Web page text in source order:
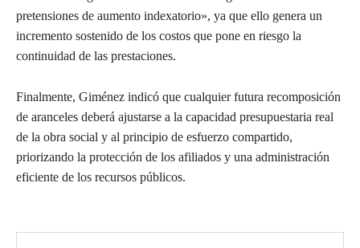
pretensiones de aumento indexatorio», ya que ello genera un
incremento sostenido de los costos que pone en riesgo la
continuidad de las prestaciones.
Finalmente, Giménez indicó que cualquier futura recomposición
de aranceles deberá ajustarse a la capacidad presupuestaria real
de la obra social y al principio de esfuerzo compartido,
priorizando la protección de los afiliados y una administración
eficiente de los recursos públicos.